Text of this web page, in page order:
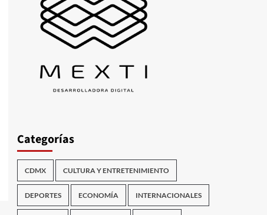
Categorías
CDMX CULTURA Y ENTRETENIMIENTO
DEPORTES ECONOMÍA INTERNACIONALES